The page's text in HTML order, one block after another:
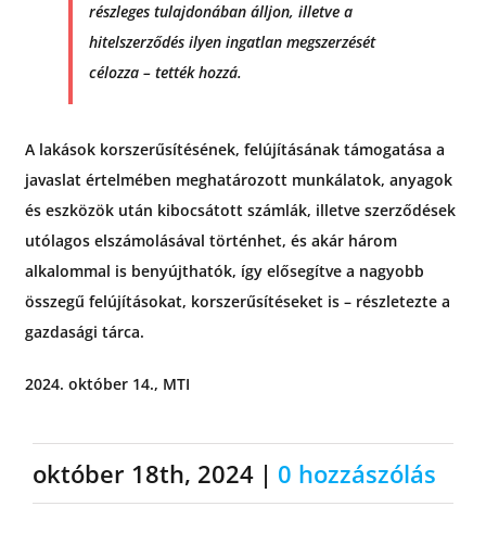
részleges tulajdonában álljon, illetve a
hitelszerződés ilyen ingatlan megszerzését
célozza – tették hozzá.
A lakások korszerűsítésének, felújításának támogatása a
javaslat értelmében meghatározott munkálatok, anyagok
és eszközök után kibocsátott számlák, illetve szerződések
utólagos elszámolásával történhet, és akár három
alkalommal is benyújthatók, így elősegítve a nagyobb
összegű felújításokat, korszerűsítéseket is – részletezte a
gazdasági tárca.
2024. október 14., MTI
október 18th, 2024 | 0 hozzászólás